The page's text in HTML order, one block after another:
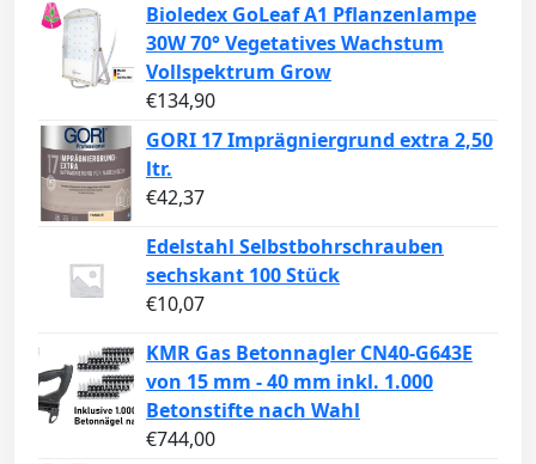
Bioledex GoLeaf A1 Pflanzenlampe
30W 70° Vegetatives Wachstum
Vollspektrum Grow
€134,90
GORI 17 Imprägniergrund extra 2,50
ltr.
€42,37
Edelstahl Selbstbohrschrauben
sechskant 100 Stück
€10,07
KMR Gas Betonnagler CN40-G643E
von 15 mm - 40 mm inkl. 1.000
Betonstifte nach Wahl
€744,00